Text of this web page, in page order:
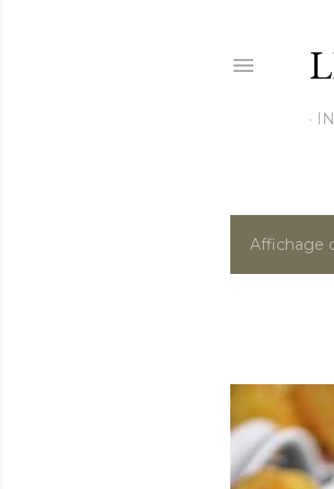
M
s
a
g
Affichage